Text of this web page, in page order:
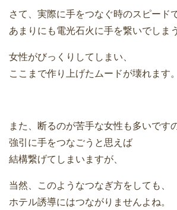
さて、実際に手をつなぐ時のスピード
あまりにも電光石火に手を繋いでしま
女性がびっくりしてしまい、
ここまで作り上げたムードが壊れます。
また、断るのが苦手な女性も多いです
強引に手をつなごうと思えば
結構繋げてしまいますが、
当然、このようなつなぎ方をしても、
ホテル誘導にはつながりませんよね。